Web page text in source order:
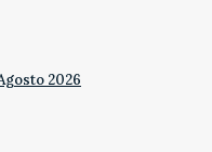
2026